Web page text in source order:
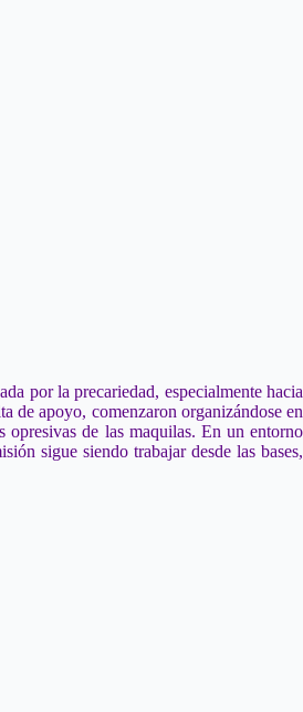
por la precariedad, especialmente hacia
de apoyo, comenzaron organizándose en
opresivas de las maquilas. En un entorno
sigue siendo trabajar desde las bases,